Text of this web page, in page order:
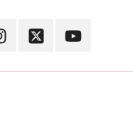
TwitterYoutube